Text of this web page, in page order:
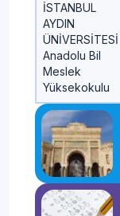
İSTANBUL
AYDIN
ÜNİVERSİTESİ
Anadolu Bil
Meslek
Yüksekokulu